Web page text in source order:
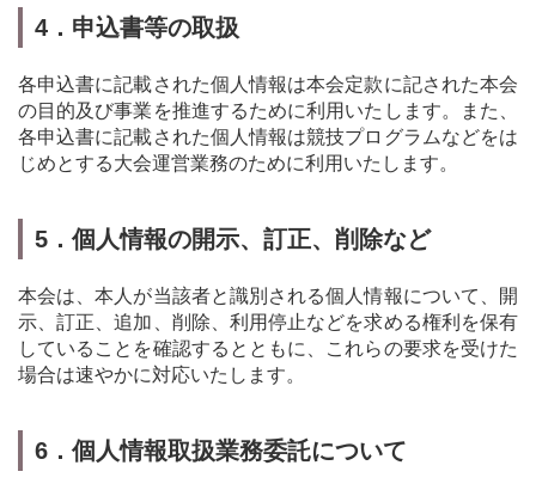
4．申込書等の取扱
各申込書に記載された個人情報は本会定款に記された本会
の目的及び事業を推進するために利用いたします。また、
各申込書に記載された個人情報は競技プログラムなどをは
じめとする大会運営業務のために利用いたします。
5．個人情報の開示、訂正、削除など
本会は、本人が当該者と識別される個人情報について、開
示、訂正、追加、削除、利用停止などを求める権利を保有
していることを確認するとともに、これらの要求を受けた
場合は速やかに対応いたします。
6．個人情報取扱業務委託について